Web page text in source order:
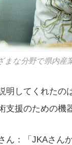
まな分野で県内産
明してくれたの
支援のための機
ん：「JKAさん